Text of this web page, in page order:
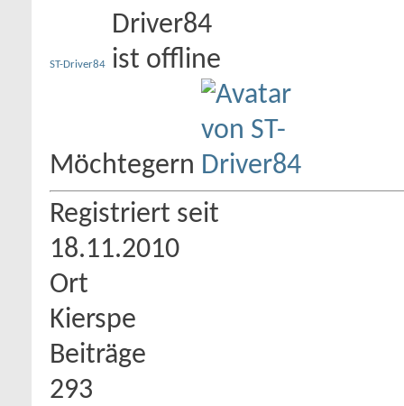
ST-Driver84
Möchtegern
Registriert seit
18.11.2010
Ort
Kierspe
Beiträge
293